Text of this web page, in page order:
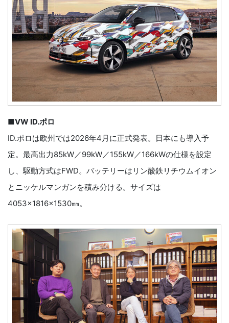
■VW ID.ポロ
ID.ポロは欧州では2026年4月に正式発表。日本にも導入予
定。最高出力85kW／99kW／155kW／166kWの仕様を設定
し、駆動方式はFWD。バッテリーはリン酸鉄リチウムイオン
とニッケルマンガンを積み分ける。サイズは
4053×1816×1530㎜。